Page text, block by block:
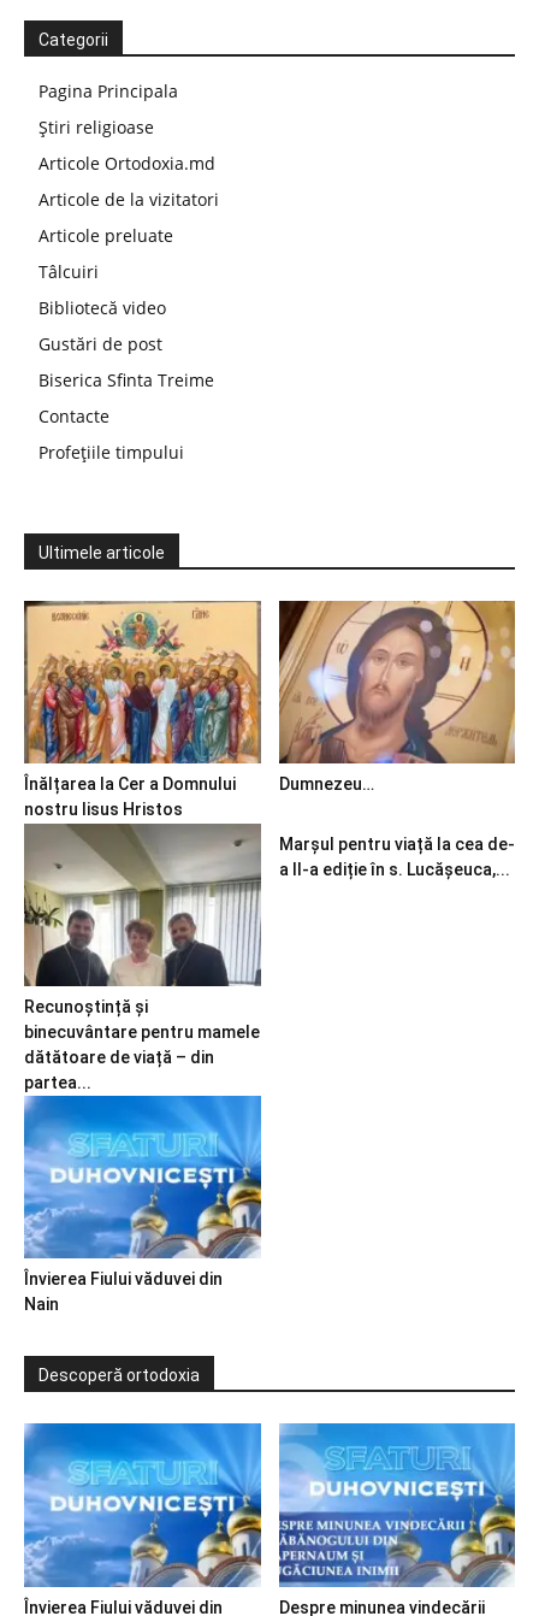
Categorii
Pagina Principala
Știri religioase
Articole Ortodoxia.md
Articole de la vizitatori
Articole preluate
Tâlcuiri
Bibliotecă video
Gustări de post
Biserica Sfinta Treime
Contacte
Profețiile timpului
Ultimele articole
Înălțarea la Cer a Domnului
nostru Iisus Hristos
Dumnezeu…
Recunoștință și
binecuvântare pentru mamele
dătătoare de viață – din
partea...
Marșul pentru viață la cea de-
a II-a ediție în s. Lucășeuca,...
Învierea Fiului văduvei din
Nain
Descoperă ortodoxia
Învierea Fiului văduvei din Despre minunea vindecării